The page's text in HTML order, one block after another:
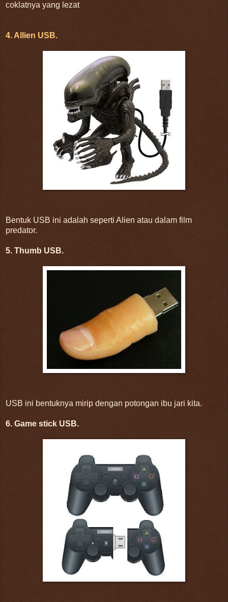
coklatnya yang lezat
4. Allien USB.
Bentuk USB ini adalah seperti Alien atau dalam film
predator.
5. Thumb USB.
USB ini bentuknya mirip dengan potongan ibu jari kita.
6. Game stick USB.